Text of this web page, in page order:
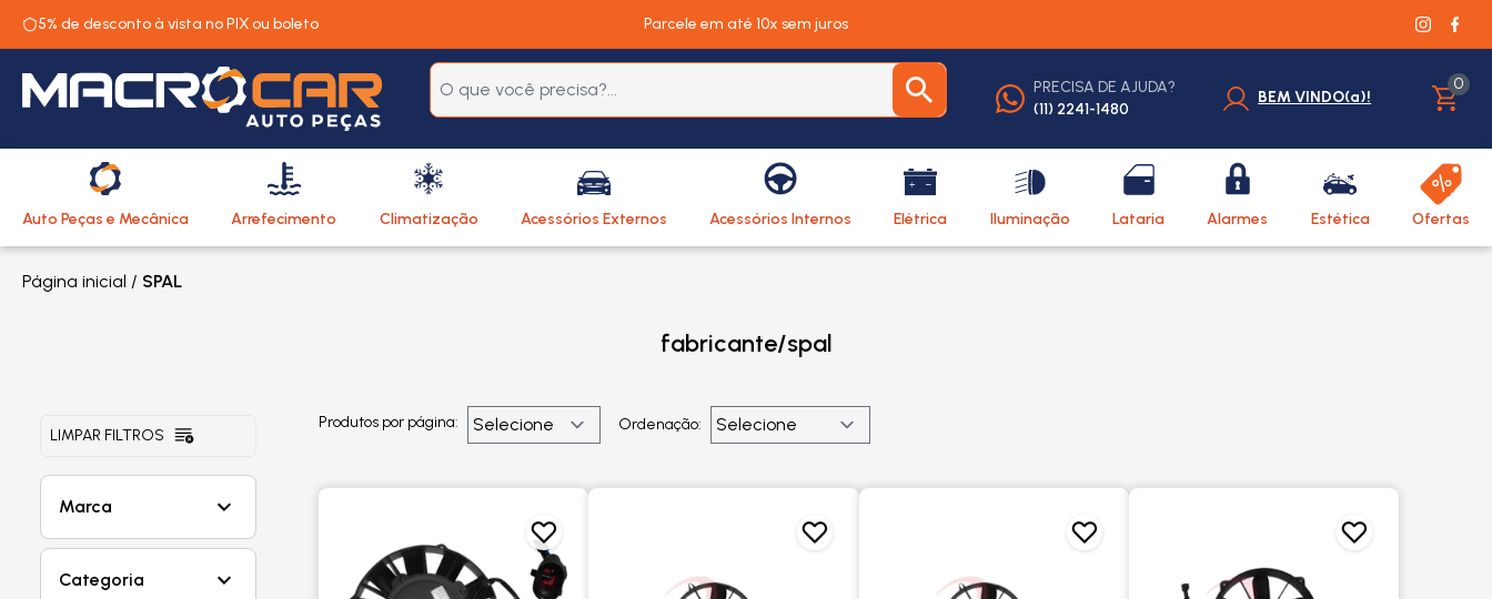
5% de desconto à vista no PIX ou boleto Parcele em até 10x sem juros
PRECISA DE AJUDA?
(11) 2241-1480
BEM VINDO(a)!
0
Auto Peças e Mecânica Arrefecimento Climatização Acessórios Externos Acessórios Internos Elétrica Iluminação Lataria Alarmes Estética Ofertas
Página inicial / SPAL
fabricante/spal
LIMPAR FILTROS
Marca
Categoria
Produtos por página: Ordenação: